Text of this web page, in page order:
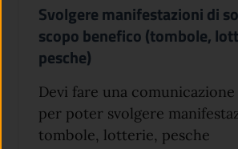
Svolgere manifestazioni di
scopo benefico (tombole,
pesche)
Devi fare una
per poter svolgere
tombole, lotterie, pesche